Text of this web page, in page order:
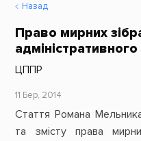
Назад
Право мирних
ЦППР
11 Бер, 2014
Стаття Романа
та змісту права